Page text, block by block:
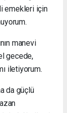
emekleri için
manevi
gecede,
iletiyorum.
da güçlü